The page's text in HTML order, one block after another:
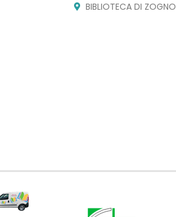
BIBLIOTECA DI ZOGNO